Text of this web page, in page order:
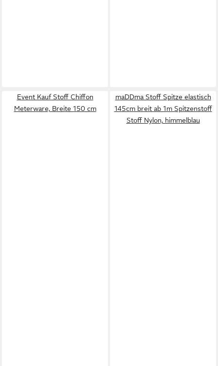
Event Kauf Stoff Chiffon
Meterware, Breite 150 cm
maDDma Stoff Spitze elastisch
145cm breit ab 1m Spitzenstoff
Stoff Nylon, himmelblau